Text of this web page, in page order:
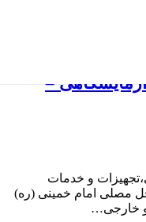
–
و خدمات
5 و 8 آبان ماه 1404 در محل مصلی امام خمینی (ره)
و خارجی…